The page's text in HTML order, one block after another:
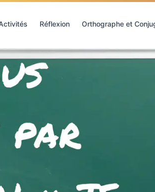
Réflexion Orthographe et